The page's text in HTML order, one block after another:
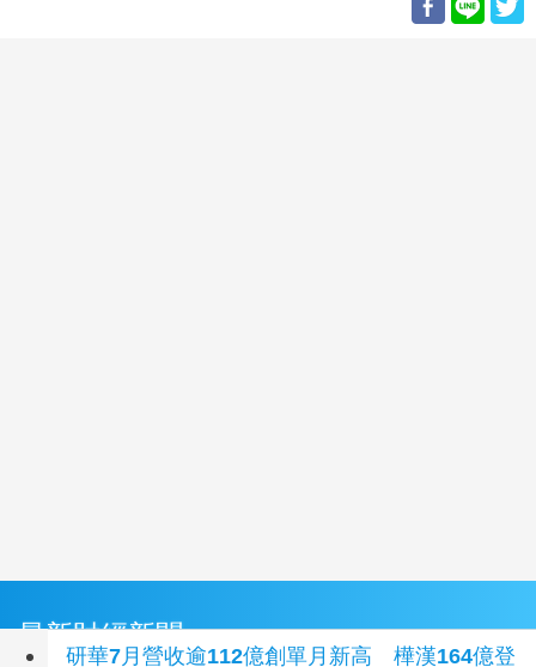
最新財經新聞
研華7月營收逾112億創單月新高 樺漢164億登